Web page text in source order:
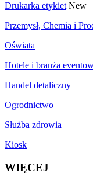
Drukarka etykiet New
Przemysł, Chemia i
Oświata
Hotele i branża
Handel detaliczny
Ogrodnictwo
Służba zdrowia
Kiosk
WIĘCEJ